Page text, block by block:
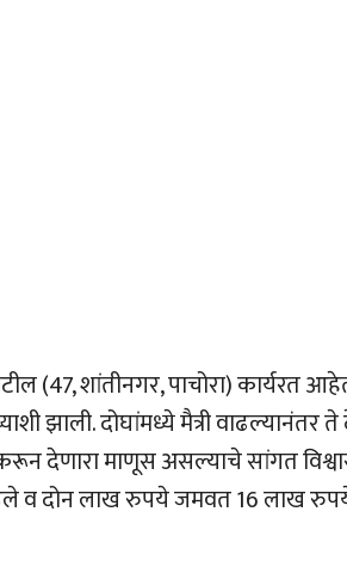
(47, शांतीनगर, पाचोरा) कार्यरत
झाली. दोघांमध्ये मैत्री वाढल्यानंतर
देणारा माणूस असल्याचे सांगत
व दोन लाख रुपये जमवत 16 लाख